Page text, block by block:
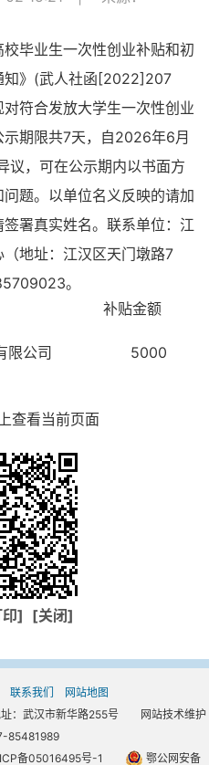
毕业生一次性创业补贴和初
知》(武人社函[2022]207
符合发放大学生一次性创业
期限共7天，自2026年6月
，可在公示期内以书面方
题。以单位名义反映的请加
署真实姓名。联系单位：江
地址：江汉区天门墩路7
。
补贴金额
有限公司 5000
查看当前页面
] [关闭]
联系我们
网站地图
：武汉市新华路255号 网站技术维护
85481989
备05016495号-1 鄂公网安备